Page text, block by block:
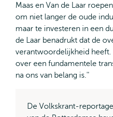
Maas en Van de Laar
om niet langer de oude
maar te investeren in een
de Laar benadrukt dat de
verantwoordelijkheid heeft.
over een fundamentele
na ons van belang is.''
De Volkskrant-